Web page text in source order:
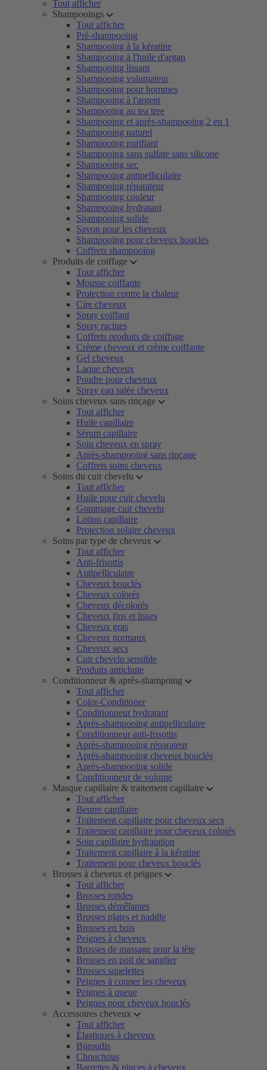
Tout afficher
Shampooings
Tout afficher
Pré-shampooing
Shampooing à la kératine
Shampooing à l'huile d'argan
Shampooing lissant
Shampooing volumateur
Shampooing pour hommes
Shampooing à l'argent
Shampooing au tea tree
Shampooing et après-shampooing 2 en 1
Shampooing naturel
Shampooing purifiant
Shampooing sans sulfate sans silicone
Shampooing sec
Shampooing antipelliculaire
Shampooing réparateur
Shampooing couleur
Shampooing hydratant
Shampooing solide
Savon pour les cheveux
Shampooing pour cheveux bouclés
Coffrets shampooing
Produits de coiffage
Tout afficher
Mousse coiffante
Protection contre la chaleur
Cire cheveux
Spray coiffant
Spray racines
Coffrets produits de coiffage
Crème cheveux et crème coiffante
Gel cheveux
Laque cheveux
Poudre pour cheveux
Spray eau salée cheveux
Soins cheveux sans rinçage
Tout afficher
Huile capillaire
Sérum capillaire
Soin cheveux en spray
Après-shampooing sans rinçage
Coffrets soins cheveux
Soins du cuir chevelu
Tout afficher
Huile pour cuir chevelu
Gommage cuir chevelu
Lotion capillaire
Protection solaire cheveux
Soins par type de cheveux
Tout afficher
Anti-frisottis
Antipelliculaire
Cheveux bouclés
Cheveux colorés
Cheveux décolorés
Cheveux fins et lisses
Cheveux gras
Cheveux normaux
Cheveux secs
Cuir chevelu sensible
Produits antichute
Conditionneur & après-shampoing
Tout afficher
Color-Conditioner
Conditionneur hydratant
Après-shampooing antipelliculaire
Conditionneur anti-frisottis
Après-shampooing réparateur
Après-shampooing cheveux bouclés
Après-shampooing solide
Conditionneur de volume
Masque capillaire & traitement capillaire
Tout afficher
Beurre capillaire
Traitement capillaire pour cheveux secs
Traitement capillaire pour cheveux colorés
Soin capillaire hydratation
Traitement capillaire à la kératine
Traitement pour cheveux bouclés
Brosses à cheveux et peignes
Tout afficher
Brosses rondes
Brosses démêlantes
Brosses plates et paddle
Brosses en bois
Peignes à cheveux
Brosses de massage pour la tête
Brosses en poil de sanglier
Brosses squelettes
Peignes à couper les cheveux
Peignes à queue
Peignes pour cheveux bouclés
Accessoires cheveux
Tout afficher
Élastiques à cheveux
Bigoudis
Chouchous
Barrettes & pinces à cheveux